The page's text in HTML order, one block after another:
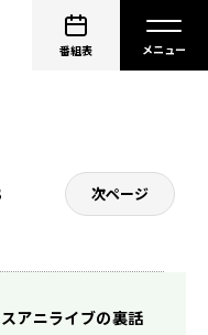
番組表
次ページ
アニライブの裏話